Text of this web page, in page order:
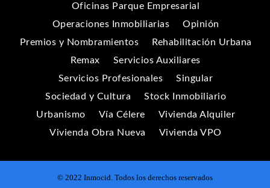
Oficinas Parque Empresarial
Operaciones Inmobiliarias
Opinión
Premios y Nombramientos
Rehabilitación Urbana
Remax
Servicios Auxiliares
Servicios Profesionales
Singular
Sociedad y Cultura
Stock Inmobiliario
Urbanismo
Vía Célere
Vivienda Alquiler
Vivienda Obra Nueva
Vivienda VPO
© 2022 Inmocid. Todos los derechos reservados